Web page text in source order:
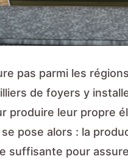
pas parmi les
de foyers y
produire leur propre
pose alors : la
suffisante pour